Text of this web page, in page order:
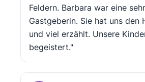
Feldern. Barbara war eine
Gastgeberin. Sie hat uns den
und viel erzählt. Unsere
begeistert."